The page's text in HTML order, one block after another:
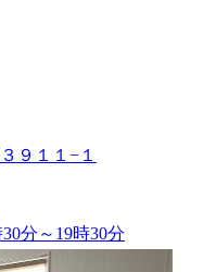
９１１−１
分～19時30分